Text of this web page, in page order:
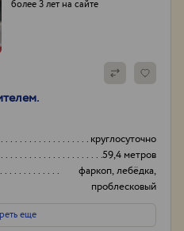
более 3 лет на сайте
круглосуточно
59,4 метров
фаркоп, лебёдка,
проблесковый
маячок,
еще